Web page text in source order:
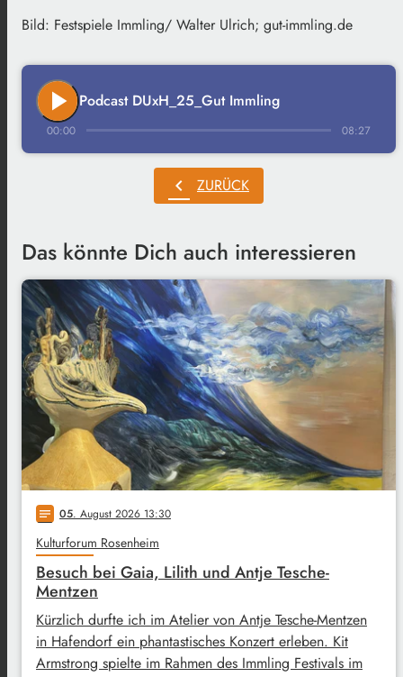
Bild: Festspiele Immling/ Walter Ulrich; gut-immling.de
play_arrow Podcast DUxH_25_Gut Immling
00:00 08:27
chevron_left ZURÜCK
Das könnte Dich auch interessieren
notes 05. August 2026 13:30
Kulturforum Rosenheim
Besuch bei Gaia, Lilith und Antje Tesche-
Mentzen
Kürzlich durfte ich im Atelier von Antje Tesche-Mentzen
in Hafendorf ein phantastisches Konzert erleben. Kit
Armstrong spielte im Rahmen des Immling Festivals im